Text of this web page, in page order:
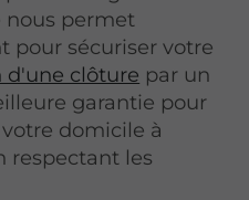
nous permet
pour sécuriser votre
d'une clôture par un
garantie pour
domicile à
respectant les